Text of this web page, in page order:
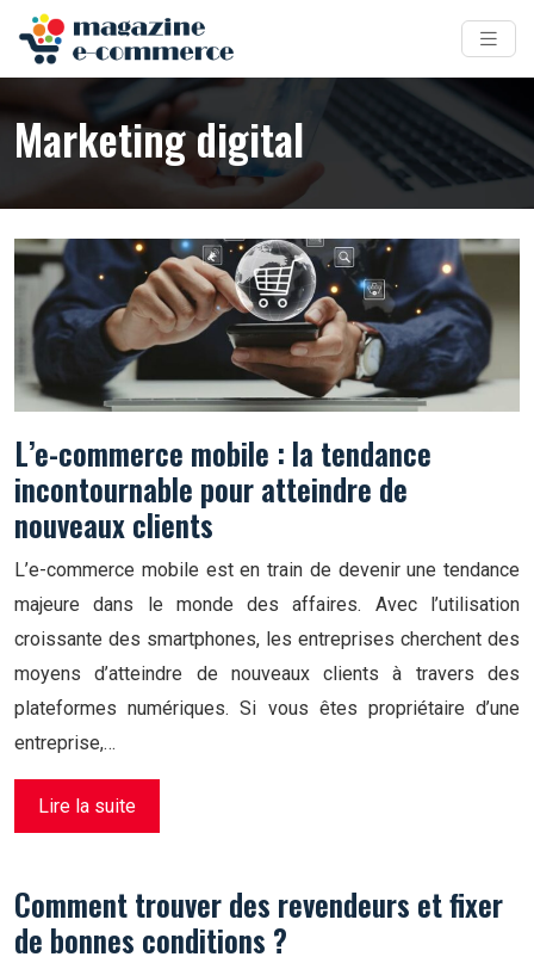
Marketing digital
L’e-commerce mobile : la tendance
incontournable pour atteindre de
nouveaux clients
L’e-commerce mobile est en train de devenir une tendance
majeure dans le monde des affaires. Avec l’utilisation
croissante des smartphones, les entreprises cherchent des
moyens d’atteindre de nouveaux clients à travers des
plateformes numériques. Si vous êtes propriétaire d’une
entreprise,…
Lire la suite
Comment trouver des revendeurs et fixer
de bonnes conditions ?